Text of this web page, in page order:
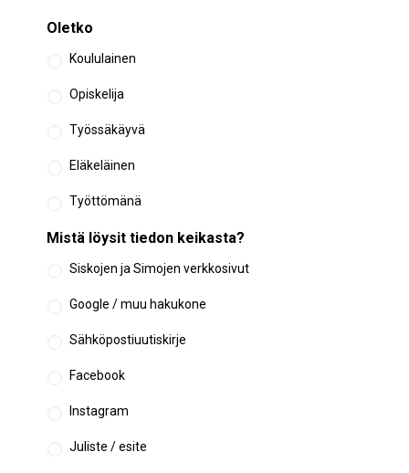
Oletko
Koululainen
Opiskelija
Työssäkäyvä
Eläkeläinen
Työttömänä
Mistä löysit tiedon keikasta?
Siskojen ja Simojen verkkosivut
Google / muu hakukone
Sähköpostiuutiskirje
Facebook
Instagram
Juliste / esite